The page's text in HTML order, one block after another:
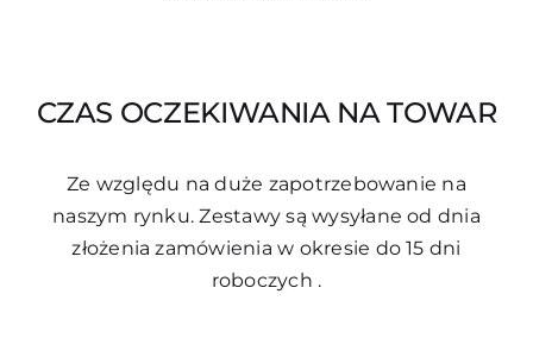
CZAS OCZEKIWANIA NA TOWAR
Ze względu na duże zapotrzebowanie na
naszym rynku. Zestawy są wysyłane od dnia
złożenia zamówienia w okresie do 15 dni
roboczych .